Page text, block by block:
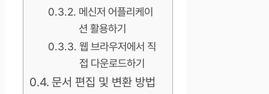
메신저 어플리케이
션 활용하기
웹 브라우저에서 직
접 다운로드하기
문서 편집 및 변환 방법